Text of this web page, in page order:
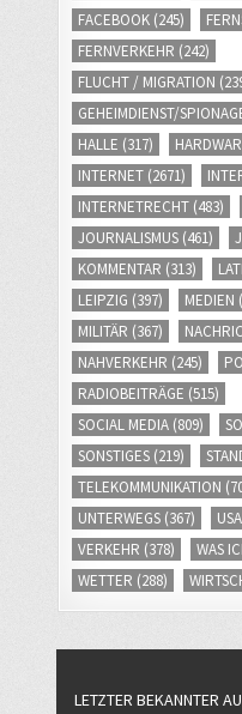
FACEBOOK (245)
FERNVERKEHR (242)
FLUCHT / MIGRATION
GEHEIMDIENST/
HALLE (317)
INTERNET (2671)
INTERNETRECHT (483)
JOURNALISMUS (461)
KOMMENTAR (313)
LEIPZIG (397) MEDIEN
MILITÄR (367)
NAHVERKEHR (245)
RADIOBEITRÄGE (515)
SOCIAL MEDIA (809)
SONSTIGES (219)
TELEKOMMUNIKATION
UNTERWEGS (367) USA
VERKEHR (378) WAS
WETTER (288)
LETZTER BEKANNTER